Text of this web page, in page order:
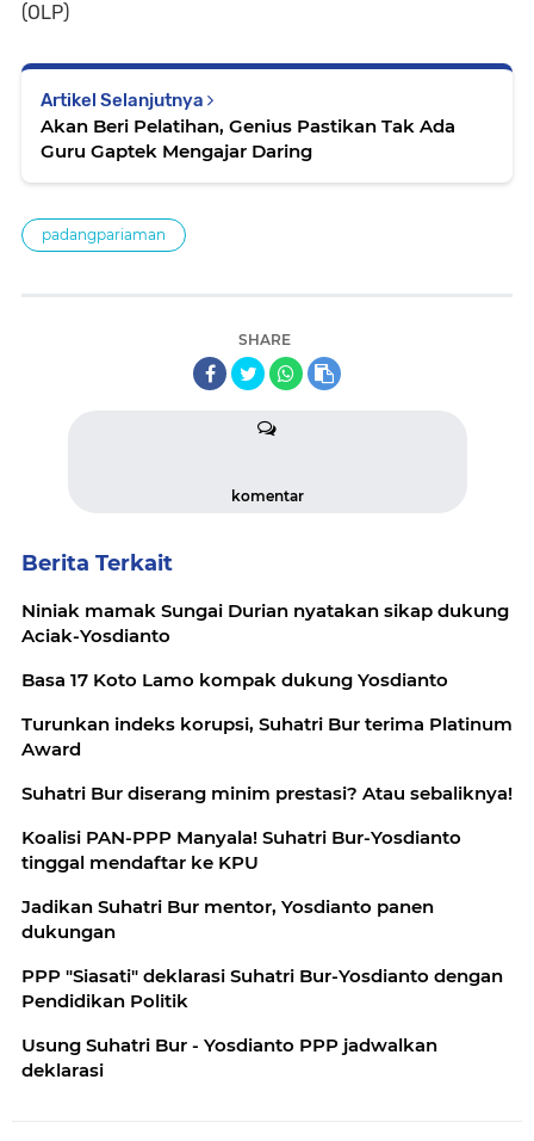
(OLP)
Artikel Selanjutnya
Akan Beri Pelatihan, Genius Pastikan Tak Ada
Guru Gaptek Mengajar Daring
padangpariaman
SHARE
komentar
Berita Terkait
Niniak mamak Sungai Durian nyatakan sikap dukung
Aciak-Yosdianto
Basa 17 Koto Lamo kompak dukung Yosdianto
Turunkan indeks korupsi, Suhatri Bur terima Platinum
Award
Suhatri Bur diserang minim prestasi? Atau sebaliknya!
Koalisi PAN-PPP Manyala! Suhatri Bur-Yosdianto
tinggal mendaftar ke KPU
Jadikan Suhatri Bur mentor, Yosdianto panen
dukungan
PPP "Siasati" deklarasi Suhatri Bur-Yosdianto dengan
Pendidikan Politik
Usung Suhatri Bur - Yosdianto PPP jadwalkan
deklarasi